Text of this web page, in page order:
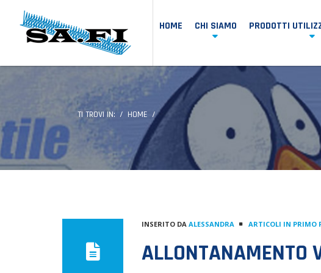
HOME CHI SIAMO PRODOTTI
TI TROVI IN: HOME
INSERITO DA ALESSANDRA ARTICOLI IN PRIMO
ALLONTANAMENTO